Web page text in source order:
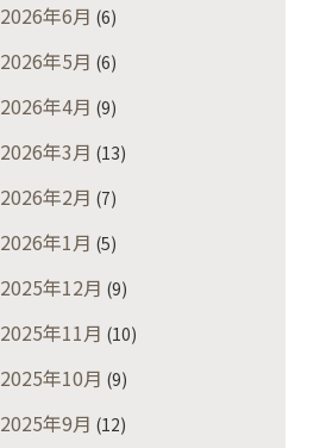
2026年6月 (6)
2026年5月 (6)
2026年4月 (9)
2026年3月 (13)
2026年2月 (7)
2026年1月 (5)
2025年12月 (9)
2025年11月 (10)
2025年10月 (9)
2025年9月 (12)